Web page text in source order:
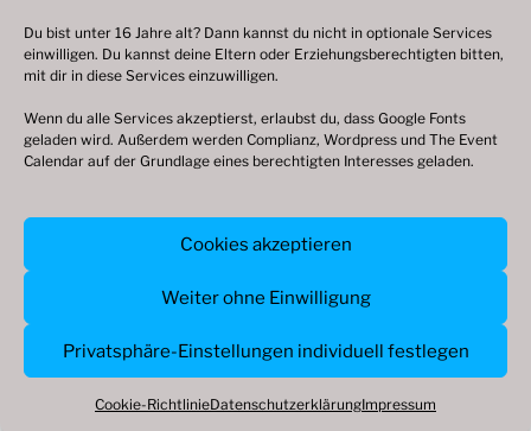
Du bist unter 16 Jahre alt? Dann kannst du nicht in optionale Services
einwilligen. Du kannst deine Eltern oder Erziehungsberechtigten bitten,
mit dir in diese Services einzuwilligen.
Wenn du alle Services akzeptierst, erlaubst du, dass Google Fonts
geladen wird. Außerdem werden Complianz, Wordpress und The Event
Calendar auf der Grundlage eines berechtigten Interesses geladen.
Cookies akzeptieren
Weiter ohne Einwilligung
Privatsphäre-Einstellungen individuell festlegen
Cookie-RichtlinieDatenschutzerklärungImpressum
e
© 2009 – 2026deutsche-volksfeste.de,
Datenschutzerklärung|Cookie-Richtlinie